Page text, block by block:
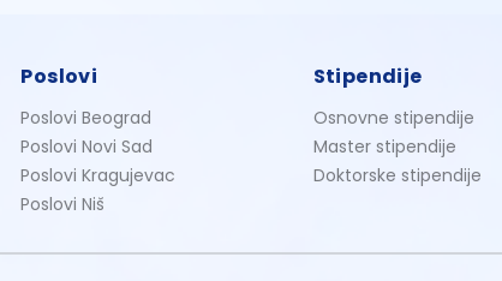
Poslovi
Poslovi Beograd
Poslovi Novi Sad
Poslovi Kragujevac
Poslovi Niš
Stipendije
Osnovne stipendije
Master stipendije
Doktorske stipendije